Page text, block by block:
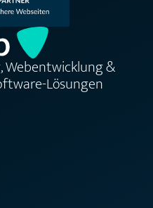
Webentwicklung &
Lösungen